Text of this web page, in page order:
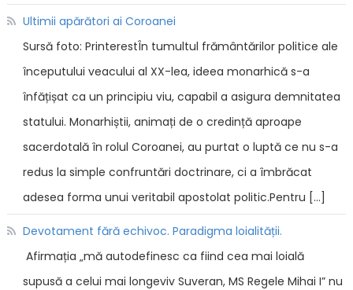
Ultimii apărători ai Coroanei
Sursă foto: PrinterestÎn tumultul frământărilor politice ale
începutului veacului al XX-lea, ideea monarhică s-a
înfățișat ca un principiu viu, capabil a asigura demnitatea
statului. Monarhiștii, animați de o credință aproape
sacerdotală în rolul Coroanei, au purtat o luptă ce nu s-a
redus la simple confruntări doctrinare, ci a îmbrăcat
adesea forma unui veritabil apostolat politic.Pentru […]
Devotament fără echivoc. Paradigma loialității.
Afirmația „mă autodefinesc ca fiind cea mai loială
supusă a celui mai longeviv Suveran, MS Regele Mihai I” nu